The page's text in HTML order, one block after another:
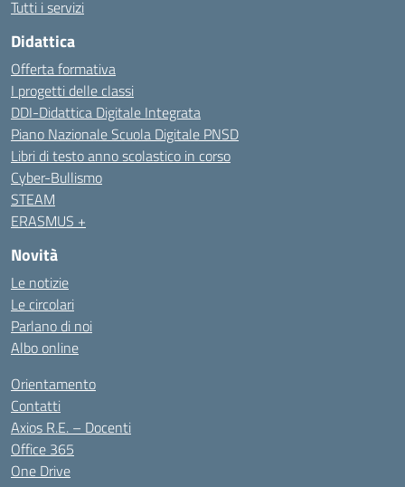
Tutti i servizi
Didattica
Offerta formativa
I progetti delle classi
DDI-Didattica Digitale Integrata
Piano Nazionale Scuola Digitale PNSD
Libri di testo anno scolastico in corso
Cyber-Bullismo
STEAM
ERASMUS +
Novità
Le notizie
Le circolari
Parlano di noi
Albo online
Orientamento
Contatti
Axios R.E. – Docenti
Office 365
One Drive